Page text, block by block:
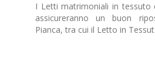
I Letti matrimoniali in tessuto
assicureranno un buon
Pianca, tra cui il Letto in